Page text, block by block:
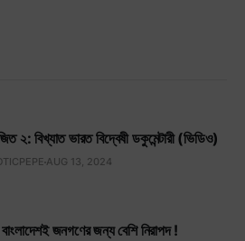
২: বিখ্যাত ভারত বিদ্বেষী ডকুমেন্টারী (ভিডিও)
AUG 13, 2024
বাংলাদেশই জনগণের জন্য বেশি নিরাপদ !